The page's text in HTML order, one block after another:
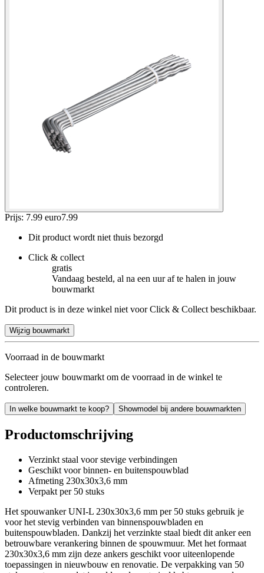
Prijs: 7.99 euro7.99
Dit product wordt niet thuis bezorgd
Click & collect
gratis
Vandaag besteld, al na een uur af te halen in jouw
bouwmarkt
Dit product is in deze winkel niet voor Click & Collect beschikbaar.
Wijzig bouwmarkt
Voorraad in de bouwmarkt
Selecteer jouw bouwmarkt om de voorraad in de winkel te
controleren.
In welke bouwmarkt te koop? Showmodel bij andere bouwmarkten
Productomschrijving
Verzinkt staal voor stevige verbindingen
Geschikt voor binnen- en buitenspouwblad
Afmeting 230x30x3,6 mm
Verpakt per 50 stuks
Het spouwanker UNI-L 230x30x3,6 mm per 50 stuks gebruik je
voor het stevig verbinden van binnenspouwbladen en
buitenspouwbladen. Dankzij het verzinkte staal biedt dit anker een
betrouwbare verankering binnen de spouwmuur. Met het formaat
230x30x3,6 mm zijn deze ankers geschikt voor uiteenlopende
toepassingen in nieuwbouw en renovatie. De verpakking van 50